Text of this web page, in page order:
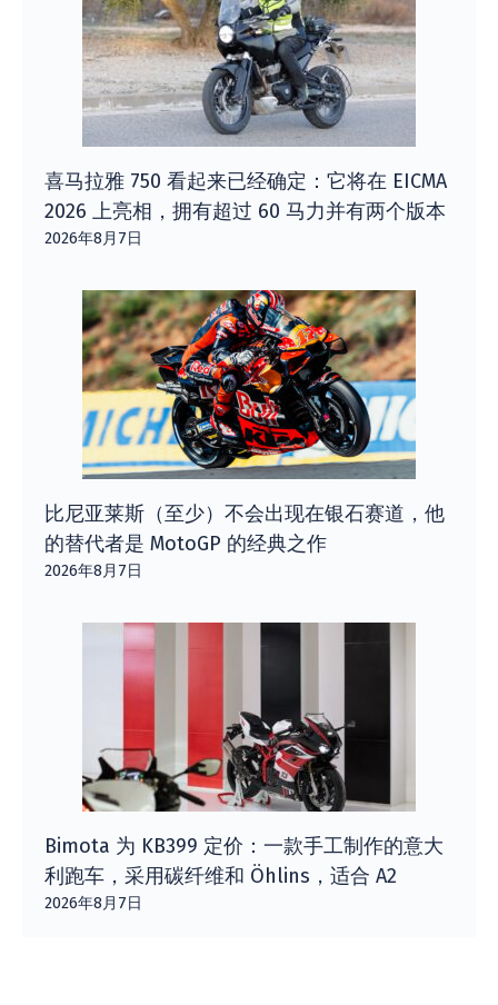
喜马拉雅 750 看起来已经确定：它将在 EICMA
2026 上亮相，拥有超过 60 马力并有两个版本
2026年8月7日
比尼亚莱斯（至少）不会出现在银石赛道，他
的替代者是 MotoGP 的经典之作
2026年8月7日
Bimota 为 KB399 定价：一款手工制作的意大
利跑车，采用碳纤维和 Öhlins，适合 A2
2026年8月7日